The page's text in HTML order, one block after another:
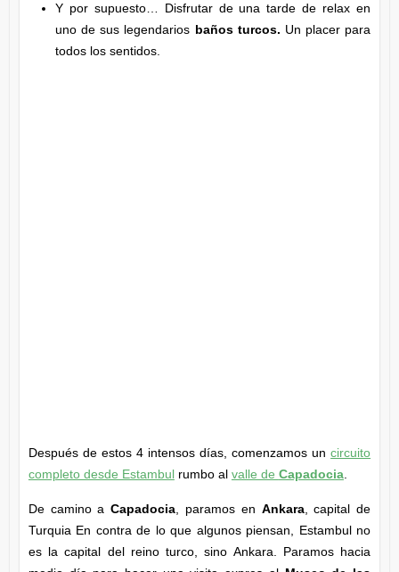
Y por supuesto… Disfrutar de una tarde de relax en
uno de sus legendarios baños turcos. Un placer para
todos los sentidos.
Después de estos 4 intensos días, comenzamos uncircuito
completo desde Estambulrumbo al valle de Capadocia.
De camino aCapadocia, paramos en Ankara, capital de
Turquia En contra de lo que algunos piensan, Estambul no
es la capital del reino turco, sino Ankara. Paramos hacia